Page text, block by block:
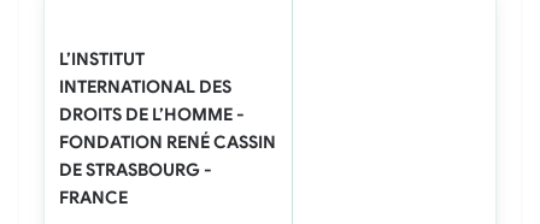
L’INSTITUT
INTERNATIONAL DES
DROITS DE L’HOMME -
FONDATION RENÉ CASSIN
DE STRASBOURG -
FRANCE